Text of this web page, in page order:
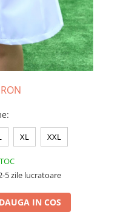
:
XL XXL
5 zile lucratoare
IN COS